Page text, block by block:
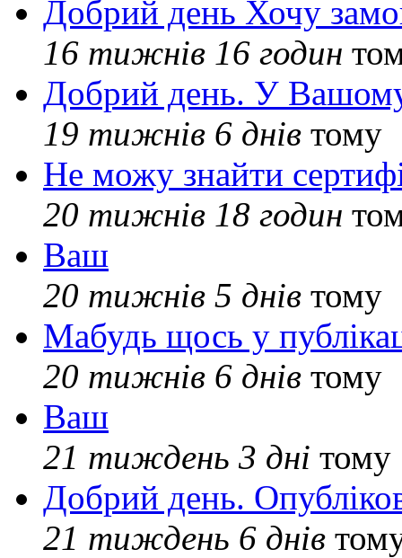
Добрий день Хочу
16 тижнів 16 годин
Добрий день. У Вашому
19 тижнів 6 днів тому
Не можу знайти
20 тижнів 18 годин
Ваш
20 тижнів 5 днів тому
Мабудь щось у
20 тижнів 6 днів тому
Ваш
21 тиждень 3 дні тому
Добрий день.
21 тиждень 6 днів